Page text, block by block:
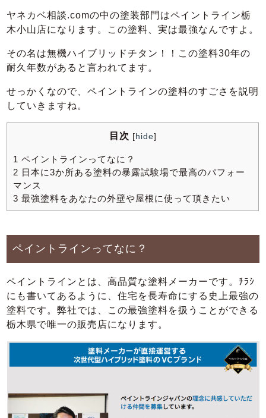
ヤネカベ相談.comの中の塗装部門はペイントライン栃
木小山店になります。この塗料、実は最強なんですよ。
その名は無機ハイブリッドチタン！！この塗料30年の
耐久年数があると言われてます。
せっかくなので、ペイントラインの塗料のすごさを説明
していきますね。
目次 [hide]
1 ペイントラインってなに？
2 日本に3か所ある塗料の暴露試験場で最高のパフォー
マンス
3 最強塗料をあなたの外壁や屋根に使って頂きたい
ペイントラインってなに？
ペイントラインとは、高品質な塗料メーカーです。ﾁﾗｼ
にも書いてあるように、住宅を長寿命にする史上最強の
塗料です。弊社では、この最強塗料を扱うことができる
栃木県で唯一の販売店になります。